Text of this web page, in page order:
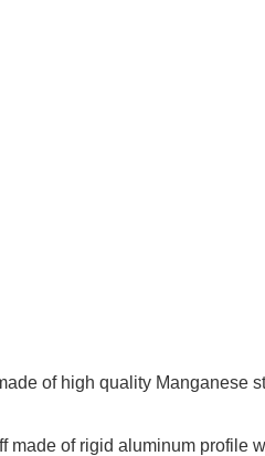
of high quality Manganese
made of rigid aluminum profile